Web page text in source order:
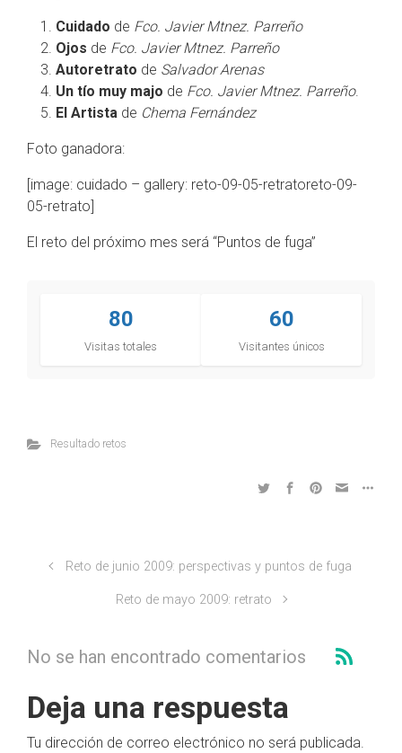
Cuidado de Fco. Javier Mtnez. Parreño
Ojos de Fco. Javier Mtnez. Parreño
Autoretrato de Salvador Arenas
Un tío muy majo de Fco. Javier Mtnez. Parreño.
El Artista de Chema Fernández
Foto ganadora:
[image: cuidado – gallery: reto-09-05-retratoreto-09-
05-retrato]
El reto del próximo mes será “Puntos de fuga”
80
Visitas totales
60
Visitantes únicos
Resultado retos
Reto de junio 2009: perspectivas y puntos de fuga
Reto de mayo 2009: retrato
No se han encontrado comentarios
Deja una respuesta
Tu dirección de correo electrónico no será publicada.